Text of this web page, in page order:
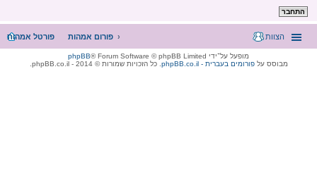
פורטל אמהות פורום אמהות הצוות
מופעל על־ידי phpBB® Forum Software © phpBB Limited
מבוסס עלphpBB.co.il - פורומים בעברית . כל הזכויות שמורות © 2014 - phpBB.co.il.